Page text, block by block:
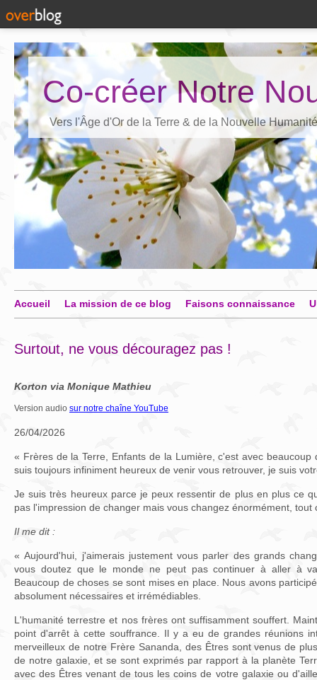
Co-créer Notre
Vers l'Âge d'Or de la Terre & de la Nouvelle Humanité
Accueil La mission de ce blog Faisons connaissance
Surtout, ne vous découragez pas !
Korton via Monique Mathieu
Version audio sur notre chaîne YouTube
26/04/2026
« Frères de la Terre, Enfants de la Lumière, c'est avec beaucoup
suis toujours infiniment heureux de venir vous retrouver, je suis
Je suis très heureux parce je peux ressentir de plus en plus ce
pas l'impression de changer mais vous changez énormément, tout
Il me dit :
« Aujourd'hui, j'aimerais justement vous parler des grands
vous doutez que le monde ne peut pas continuer à aller à
Beaucoup de choses se sont mises en place. Nous avons
absolument nécessaires et irrémédiables.
L'humanité terrestre et nos frères ont suffisamment souffert.
point d'arrêt à cette souffrance. Il y a eu de grandes réunions
merveilleux de notre Frère Sananda, des Êtres sont venus de
de notre galaxie, et se sont exprimés par rapport à la planète
avec des Êtres venant de tous les coins de votre galaxie ou